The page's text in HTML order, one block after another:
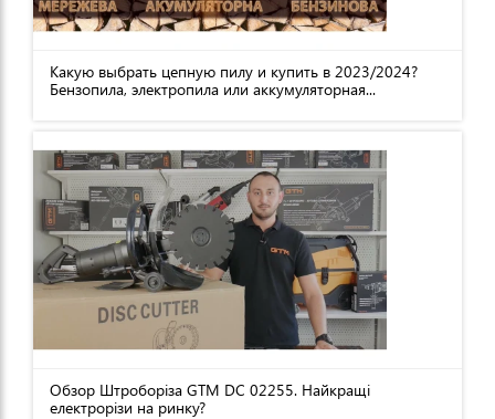
Какую выбрать цепную пилу и купить в 2023/2024?
Бензопила, электропила или аккумуляторная...
Обзор Штроборіза GTM DC 02255. Найкращі
електрорізи на ринку?